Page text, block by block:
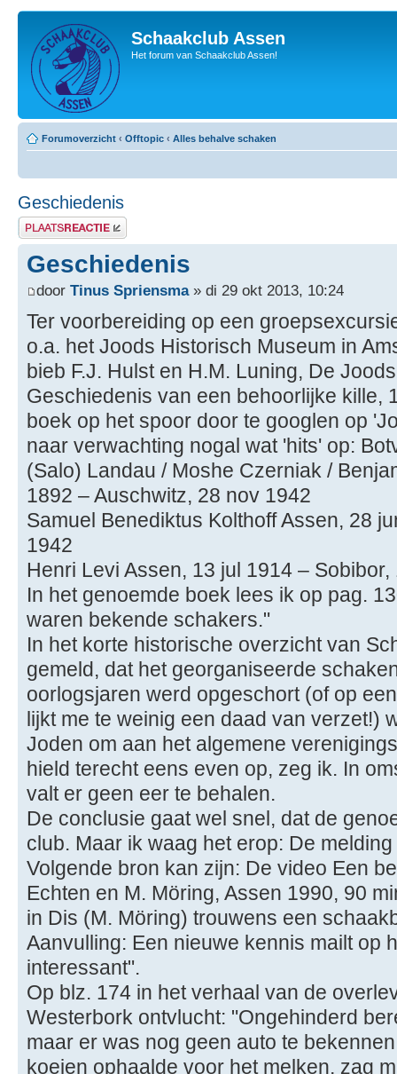
Schaakclub Assen
Het forum van Schaakclub Assen!
Forumoverzicht ‹ Offtopic ‹ Alles behalve schaken
Geschiedenis
Plaats een reactie
Geschiedenis
door Tinus Spriensma» di 29 okt 2013, 10:24
Ter voorbereiding op een
o.a. het Joods Historisch Museum in
bieb F.J. Hulst en H.M. Luning, De
Geschiedenis van een behoorlijke kille,
boek op het spoor door te googlen op
naar verwachting nogal wat 'hits' op:
(Salo) Landau / Moshe Czerniak /
1892 – Auschwitz, 28 nov 1942
Samuel Benediktus Kolthoff Assen, 28
1942
Henri Levi Assen, 13 jul 1914 – Sobibor,
In het genoemde boek lees ik op pag.
waren bekende schakers."
In het korte historische overzicht van
gemeld, dat het georganiseerde
oorlogsjaren werd opgeschort (of op
lijkt me te weinig een daad van verzet!)
Joden om aan het algemene
hield terecht eens even op, zeg ik. In
valt er geen eer te behalen.
De conclusie gaat wel snel, dat de
club. Maar ik waag het erop: De
Volgende bron kan zijn: De video Een
Echten en M. Möring, Assen 1990, 90
in Dis (M. Möring) trouwens een
Aanvulling: Een nieuwe kennis mailt op
interessant".
Op blz. 174 in het verhaal van de
Westerbork ontvlucht: "Ongehinderd
maar er was nog geen auto te
koeien ophaalde voor het melken, zag